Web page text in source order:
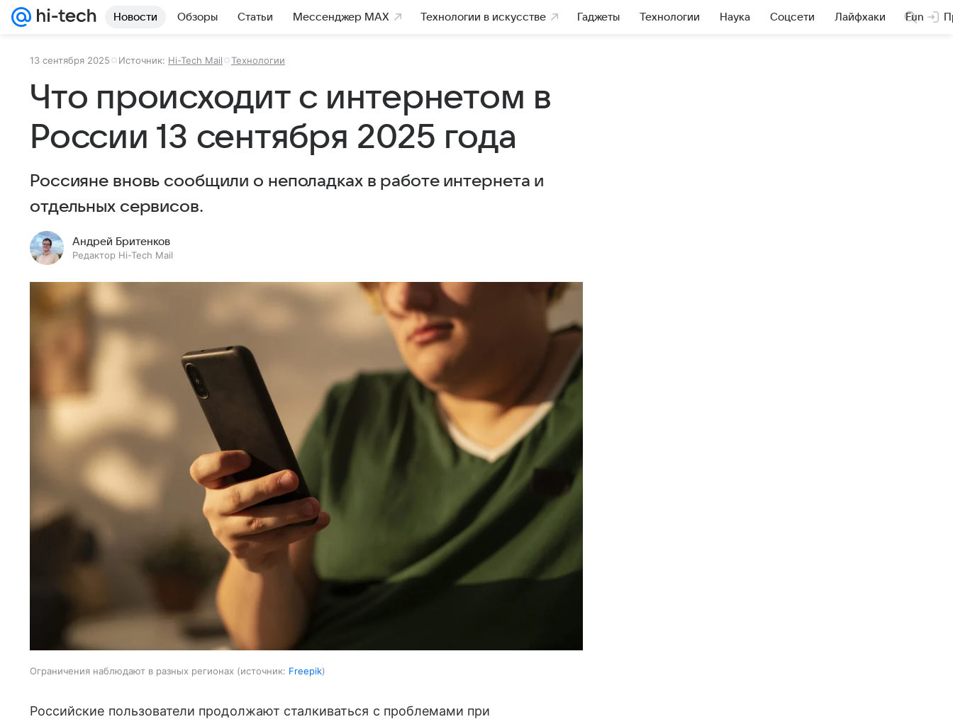
Новости Обзоры Статьи Мессенджер MAX Технологии в искусстве Гаджеты Технологии Наука Соцсети Лайфхаки Fun
13 сентября 2025 Источник: Hi-Tech Mail Технологии
Что происходит с интернетом в
России 13 сентября 2025 года
Россияне вновь сообщили о неполадках в работе интернета и
отдельных сервисов.
Андрей Бритенков
Редактор Hi-Tech Mail
Ограничения наблюдают в разных регионах источник: Freepik
Российские пользователи продолжают сталкиваться с проблемами при